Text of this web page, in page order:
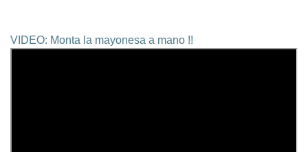
VIDEO: Monta la mayonesa a mano !!